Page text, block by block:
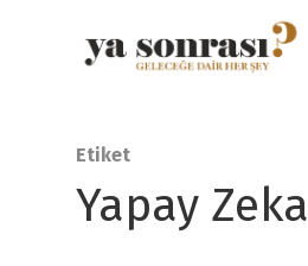
tuşuna basınız
Etiket
Yapay Zeka